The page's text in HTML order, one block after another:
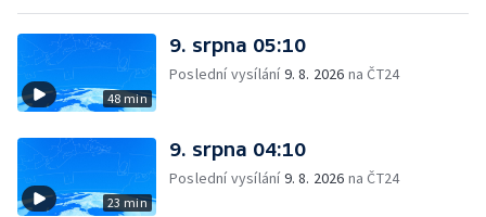
48 min
9. srpna 05:10
Poslední vysílání9. 8. 2026 na ČT24
23 min
9. srpna 04:10
Poslední vysílání9. 8. 2026 na ČT24